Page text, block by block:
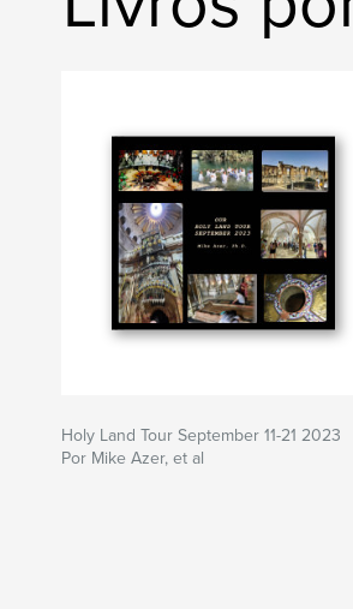
Holy Land Tour September 11-21 2023
Por Mike Azer, et al